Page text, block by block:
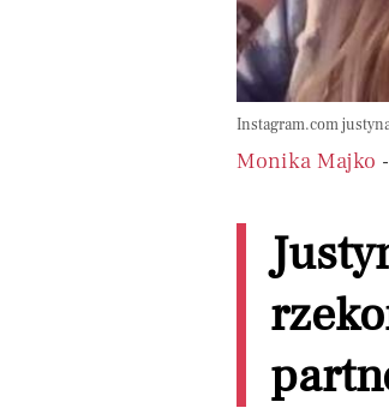
Instagram.com
Monika Majko